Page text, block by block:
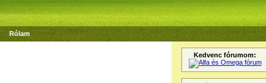
Rólam
Kedvenc fórumom: